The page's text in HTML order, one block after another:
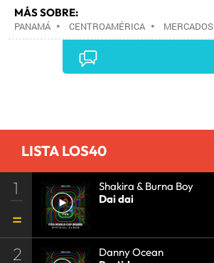
MÁS SOBRE:
PANAMÁ • CENTROAMÉRICA • MERCADOS
ESTABLECIMIENTOS COMERCIALES•
LATINOAMÉRICA•
•
LISTA LOS40
1
Shakira & Burna Boy
Dai dai
2
Danny Ocean